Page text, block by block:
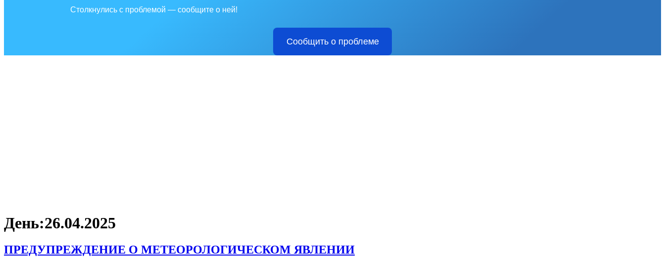
Столкнулись с проблемой — сообщите о ней!
Сообщить о проблеме
День:26.04.2025
ПРЕДУПРЕЖДЕНИЕ О МЕТЕОРОЛОГИЧЕСКОМ ЯВЛЕНИИ